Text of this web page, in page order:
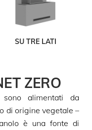
SU TRE LATI
ZERO
alimentati da
di origine vegetale –
è una fonte di